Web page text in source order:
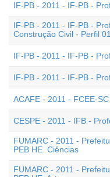
IF-PB - 2011 - IF-PB -
IF-PB - 2011 - IF-PB -
Construção Civil - Perfil 01
IF-PB - 2011 - IF-PB -
IF-PB - 2011 - IF-PB -
ACAFE - 2011 - FCEE-
CESPE - 2011 - IFB -
FUMARC - 2011 -
PEB HE  Ciências
FUMARC - 2011 -